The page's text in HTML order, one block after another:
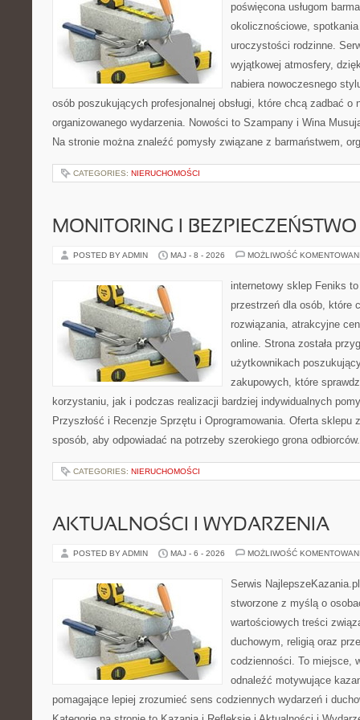
poświęcona usługom
okolicznościowe,
uroczystości rodzinne.
wyjątkowej atmosfery,
nabiera nowoczesnego
osób poszukujących profesjonalnej obsługi, które chcą zadbać o
organizowanego wydarzenia. Nowości to Szampany i Wina
Na stronie można znaleźć pomysły związane z barmaństwem,
CATEGORIES: NIERUCHOMOŚCI
MONITORING I
POSTED BY ADMIN MAJ - 8 - 2026 MOŻLIWOŚĆ
internetowy sklep Feniks
przestrzeń dla osób, które
rozwiązania, atrakcyjne
online. Strona została
użytkownikach
zakupowych, które
korzystaniu, jak i podczas realizacji bardziej indywidualnych
Przyszłość i Recenzje Sprzętu i Oprogramowania. Oferta sklepu
sposób, aby odpowiadać na potrzeby szerokiego grona
CATEGORIES: NIERUCHOMOŚCI
AKTUALNOŚCI I WYDARZENIA
POSTED BY ADMIN MAJ - 6 - 2026 MOŻLIWOŚĆ
Serwis
stworzone z myślą o
wartościowych treści
duchowym, religią oraz
codzienności. To miejsce,
odnaleźć motywujące
pomagające lepiej zrozumieć sens codziennych wydarzeń i